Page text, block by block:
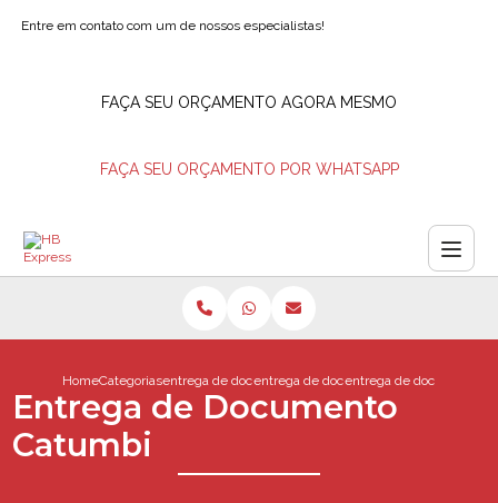
Entre em contato com um de nossos especialistas!
FAÇA SEU ORÇAMENTO AGORA MESMO
FAÇA SEU ORÇAMENTO POR WHATSAPP
HomeCategoriasentrega de documentosentrega de documento barra da tijuca
entrega de documento
Entrega de Documento
Catumbi